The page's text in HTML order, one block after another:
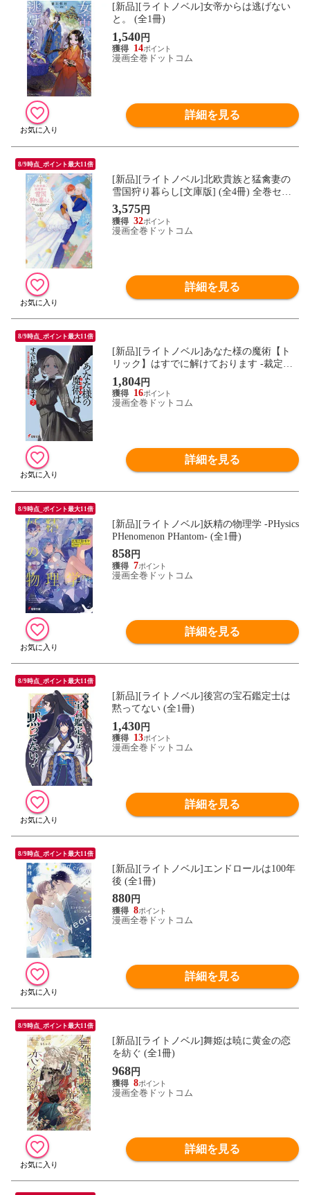
[新品][ライトノベル]女帝からは逃げない
と。 (全1冊)
1,540円
14
漫画全巻ドットコム
詳細を見る
8/9時点_ポイント最大11倍
[新品][ライトノベル]北欧貴族と猛禽妻の
雪国狩り暮らし[文庫版] (全4冊) 全巻セッ
ト
3,575円
32
漫画全巻ドットコム
詳細を見る
8/9時点_ポイント最大11倍
[新品][ライトノベル]あなた様の魔術【ト
リック】はすでに解けております -裁定魔
術師レポフスキー卿とその侍女の事件簿-
(全2冊) 全巻セット
1,804円
16
漫画全巻ドットコム
詳細を見る
8/9時点_ポイント最大11倍
[新品][ライトノベル]妖精の物理学 -PHysics
PHenomenon PHantom- (全1冊)
858円
7
漫画全巻ドットコム
詳細を見る
8/9時点_ポイント最大11倍
[新品][ライトノベル]後宮の宝石鑑定士は
黙ってない (全1冊)
1,430円
13
漫画全巻ドットコム
詳細を見る
8/9時点_ポイント最大11倍
[新品][ライトノベル]エンドロールは100年
後 (全1冊)
880円
8
漫画全巻ドットコム
詳細を見る
8/9時点_ポイント最大11倍
[新品][ライトノベル]舞姫は暁に黄金の恋
を紡ぐ (全1冊)
968円
8
漫画全巻ドットコム
詳細を見る